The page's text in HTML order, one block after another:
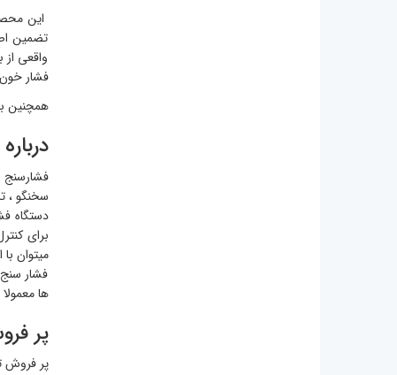
تضمین
واقعی
فشار خون
همچنین
سخنگو ،
دستگاه
برای
میتوان
فشار
ها
پر
پر فروش ترین فشارسنج